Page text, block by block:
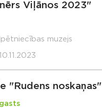
Viļānos 2023"
muzejs
"Rudens noskaņas"